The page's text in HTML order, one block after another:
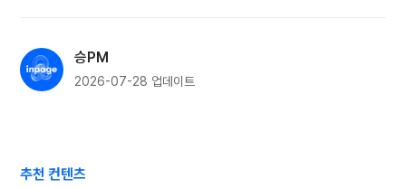
승PM
2026-07-28 업데이트
추천 컨텐츠